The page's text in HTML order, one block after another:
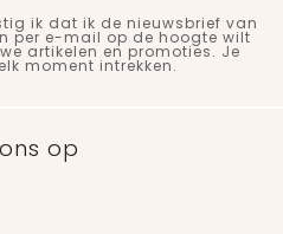
ik dat ik de nieuwsbrief van
per e-mail op de hoogte wilt
artikelen en promoties. Je
moment intrekken.
op